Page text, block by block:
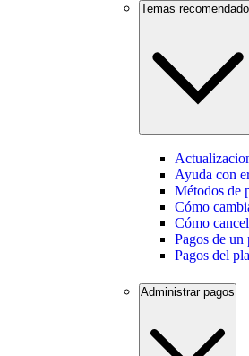
Temas
Ayuda con
Métodos de
Cómo
Cómo
Pagos de
Pagos del
Administrar pagos